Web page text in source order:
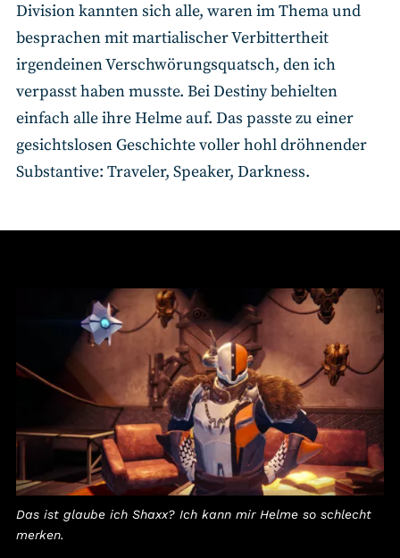
Division kannten sich alle, waren im Thema und
besprachen mit martialischer Verbittertheit
irgendeinen Verschwörungsquatsch, den ich
verpasst haben musste. Bei Destiny behielten
einfach alle ihre Helme auf. Das passte zu einer
gesichtslosen Geschichte voller hohl dröhnender
Substantive: Traveler, Speaker, Darkness.
Das ist glaube ich Shaxx? Ich kann mir Helme so schlecht
merken.